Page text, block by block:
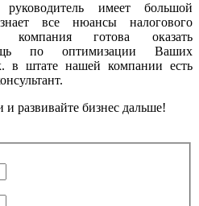
имеет большой
все нюансы налогового
компания готова оказать
по оптимизации Ваших
в штате нашей компании есть
развивайте бизнес дальше!